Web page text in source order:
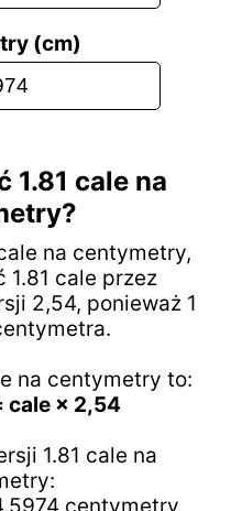
(cm)
1.81 cale na
na centymetry,
1.81 cale przez
2,54, ponieważ 1
na centymetry to:
cale × 2,54
1.81 cale na